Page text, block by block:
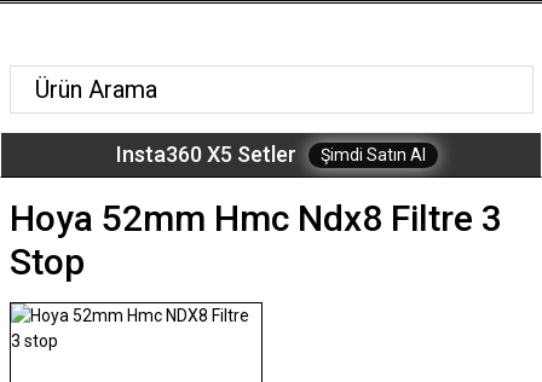
Insta360 X5 Setler Şimdi Satın Al
Hoya 52mm Hmc Ndx8 Filtre 3
Stop